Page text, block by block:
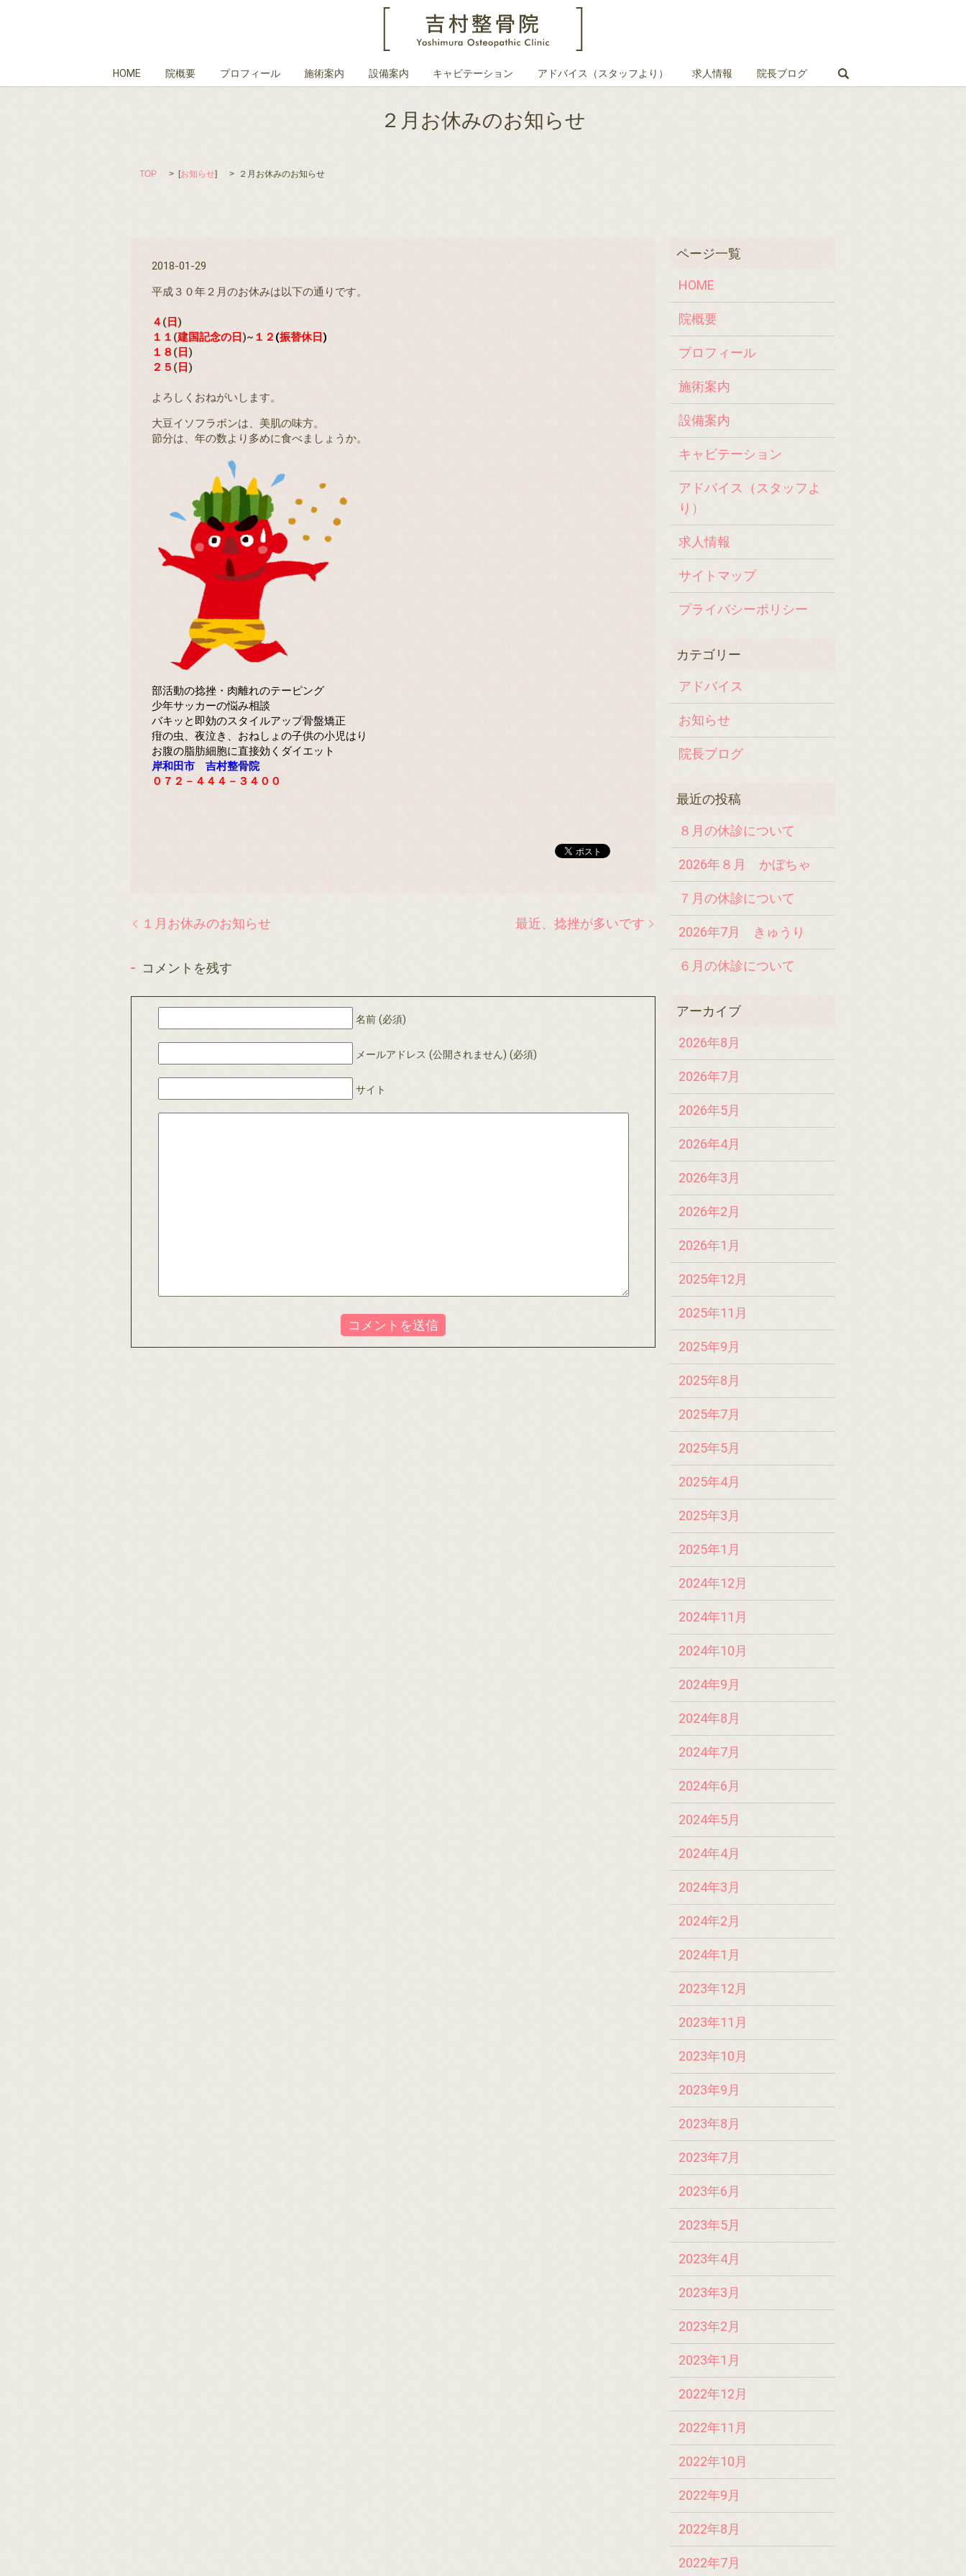
HOME 院概要 プロフィール 施術案内 設備案内 キャビテーション アドバイス（スタッフより） 求人情報 院長ブログ
２月お休みのお知らせ
TOP [お知らせ] ２月お休みのお知らせ
2018-01-29
平成３０年２月のお休みは以下の通りです。
４( 日 )
１１ (建国記念の日 )~ １２ (振替休日)
１８ ( 日 )
２５ ( 日 )
よろしくおねがいします。
大豆イソフラボンは、美肌の味方。
節分は、年の数より多めに食べましょうか。
部活動の捻挫・肉離れのテーピング
少年サッカーの悩み相談
バキッと即効のスタイルアップ骨盤矯正
疳の虫、夜泣き、おねしょの子供の小児はり
お腹の脂肪細胞に直接効くダイエット
岸和田市 吉村整骨院
０７２－４４４－３４００
１月お休みのお知らせ 最近、捻挫が多いです
コメントを残す
名前 (必須)
メールアドレス (公開されません) (必須)
サイト
HOME
院概要
プロフィール
施術案内
設備案内
キャビテーション
アドバイス（スタッフよ
り）
求人情報
サイトマップ
プライバシーポリシー
アドバイス
お知らせ
院長ブログ
８月の休診について
2026年８月 かぼちゃ
７月の休診について
2026年7月 きゅうり
６月の休診について
2026年8月
2026年7月
2026年5月
2026年4月
2026年3月
2026年2月
2026年1月
2025年12月
2025年11月
2025年9月
2025年8月
2025年7月
2025年5月
2025年4月
2025年3月
2025年1月
2024年12月
2024年11月
2024年10月
2024年9月
2024年8月
2024年7月
2024年6月
2024年5月
2024年4月
2024年3月
2024年2月
2024年1月
2023年12月
2023年11月
2023年10月
2023年9月
2023年8月
2023年7月
2023年6月
2023年5月
2023年4月
2023年3月
2023年2月
2023年1月
2022年12月
2022年11月
2022年10月
2022年9月
2022年8月
2022年7月